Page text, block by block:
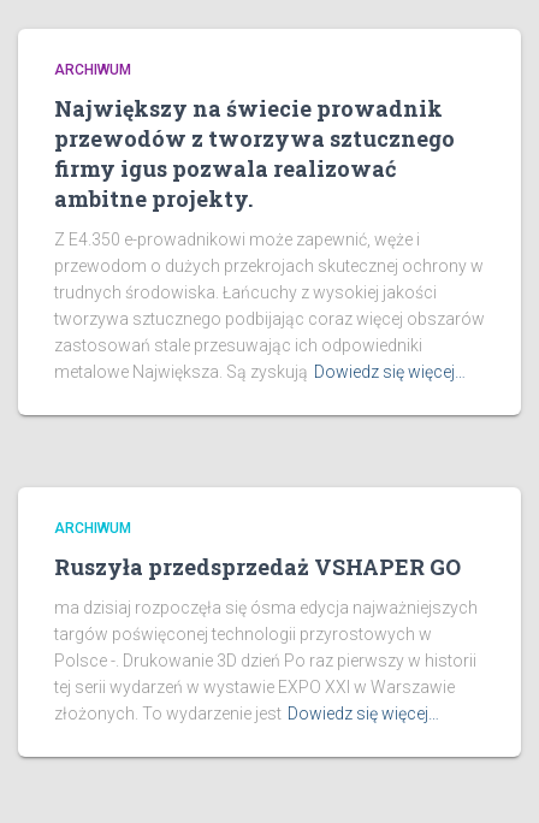
ARCHIWUM
Największy na świecie prowadnik
przewodów z tworzywa sztucznego
firmy igus pozwala realizować
ambitne projekty.
Z E4.350 e-prowadnikowi może zapewnić, węże i
przewodom o dużych przekrojach skutecznej ochrony w
trudnych środowiska. Łańcuchy z wysokiej jakości
tworzywa sztucznego podbijając coraz więcej obszarów
zastosowań stale przesuwając ich odpowiedniki
metalowe Największa. Są zyskują Dowiedz się więcej…
ARCHIWUM
Ruszyła przedsprzedaż VSHAPER GO
ma dzisiaj rozpoczęła się ósma edycja najważniejszych
targów poświęconej technologii przyrostowych w
Polsce -. Drukowanie 3D dzień Po raz pierwszy w historii
tej serii wydarzeń w wystawie EXPO XXI w Warszawie
złożonych. To wydarzenie jest Dowiedz się więcej…